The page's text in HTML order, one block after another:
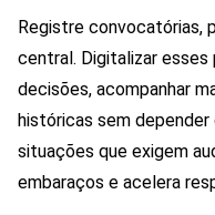
Registre convocatórias,
central. Digitalizar esses
decisões, acompanhar
históricas sem depender
situações que exigem
embaraços e acelera